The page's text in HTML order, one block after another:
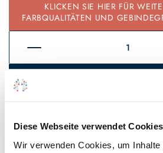
Diese Webseite verwendet Cookies
Wir verwenden Cookies, um Inhalte
KLICKEN SIE HIER FÜR
FARBQUALITÄTEN UND
Auf den